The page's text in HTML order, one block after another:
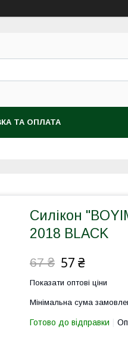
ТА ОПЛАТА
Силікон
2018 BLACK
67 ₴ 57 ₴
Показати оптові ціни
Мінімальна сума
Готово до відправки